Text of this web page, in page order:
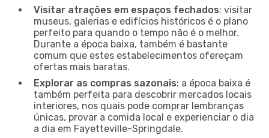
Visitar atrações em espaços fechados: visitar
museus, galerias e edifícios históricos é o plano
perfeito para quando o tempo não é o melhor.
Durante a época baixa, também é bastante
comum que estes estabelecimentos ofereçam
ofertas mais baratas.
Explorar as compras sazonais: a época baixa é
também perfeita para descobrir mercados locais
interiores, nos quais pode comprar lembranças
únicas, provar a comida local e experienciar o dia
a dia em Fayetteville-Springdale.